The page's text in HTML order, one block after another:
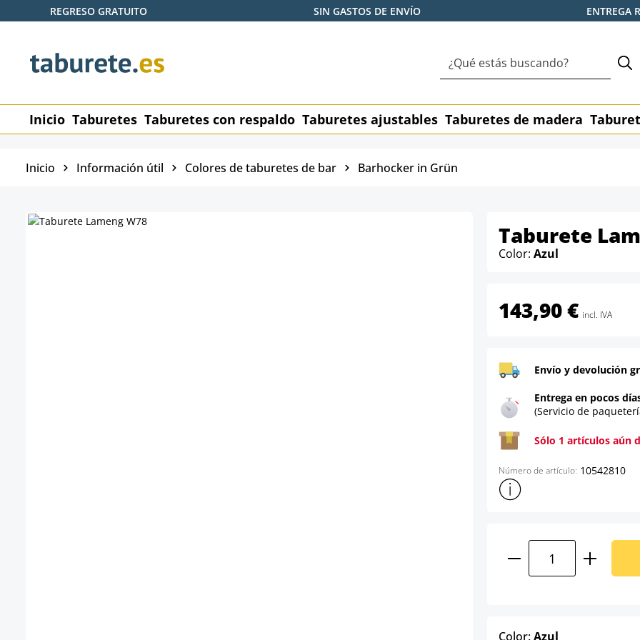
al contenido principal
Saltar a la búsqueda
Saltar a la navegación principal
REGRESO GRATUITO SIN GASTOS DE ENVÍO ENTREGA
Inicio Taburetes Taburetes con respaldo Taburetes ajustables Taburetes de madera
Inicio Información útil Colores de taburetes de bar Barhocker in Grün
Taburete
Color: Azul
143,90 € incl. IVA
Envío y devolución
Entrega en pocos
(Servicio de
Sólo 1 artículos aún
Número de artículo: 10542810
Mostrar más información
Cantidad del
Color:Azul